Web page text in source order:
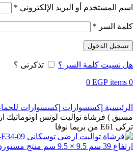
اسم المستخدم أو البريد الإلكتروني *
كلمة السر *
تسجيل الدخول
هل نسيت كلمة السر ؟
تذكرنى ؟
0
items
0 EGP
الرئيسية إكسسوارات إكسسوارات
مسبق ) فرشاة تواليت لوتس
تركى E61 من بريما نوفا